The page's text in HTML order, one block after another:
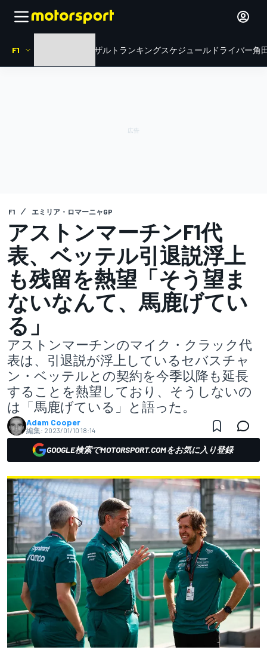
F1 リザルト ランキングスケジュール ドライバー角
F1 エミリア・ロマーニャGP
アストンマーチンF1代
表、ベッテル引退説浮上
も残留を熱望「そう望ま
ないなんて、馬鹿げてい
る」
アストンマーチンのマイク・クラック代
表は、引退説が浮上しているセバスチャ
ン・ベッテルとの契約を今季以降も延長
することを熱望しており、そうしないの
は「馬鹿げている」と語った。
Adam Cooper
編集: 2023/01/10 18:14
GOOGLE検索でMOTORSPORT.COMをお気に入り登録